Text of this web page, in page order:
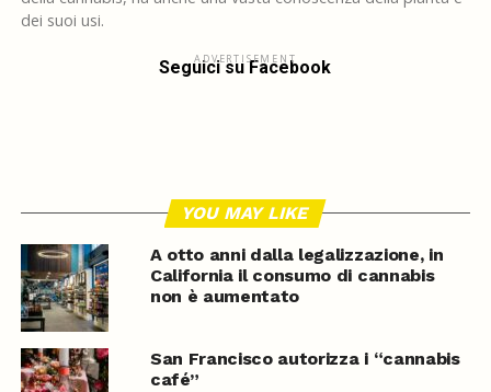
dei suoi usi.
ADVERTISEMENT
Seguici su Facebook
YOU MAY LIKE
A otto anni dalla legalizzazione, in
California il consumo di cannabis
non è aumentato
San Francisco autorizza i “cannabis
café”